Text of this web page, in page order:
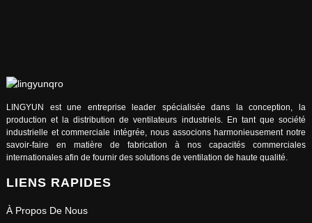
LINGYUN est une entreprise leader spécialisée dans la conception, la
production et la distribution de ventilateurs industriels. En tant que société
industrielle et commerciale intégrée, nous associons harmonieusement notre
savoir-faire en matière de fabrication à nos capacités commerciales
internationales afin de fournir des solutions de ventilation de haute qualité.
LIENS RAPIDES
À Propos De Nous